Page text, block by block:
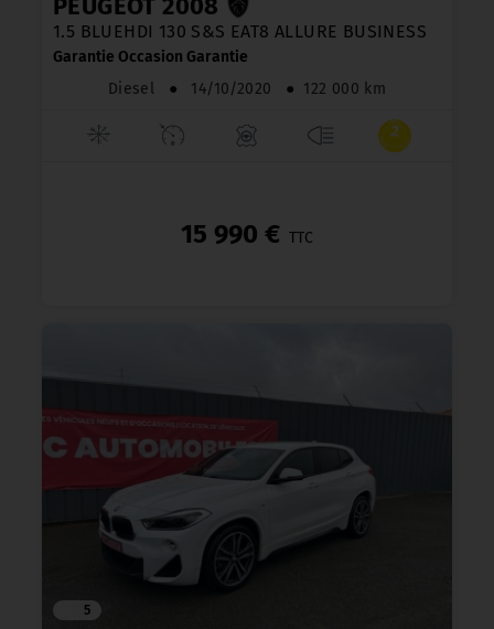
PEUGEOT 2008
1.5 BLUEHDI 130 S&S EAT8 ALLURE BUSINESS
Garantie Occasion Garantie
Diesel
● 14/10/2020 ● 122 000 km
15 990 € TTC
5